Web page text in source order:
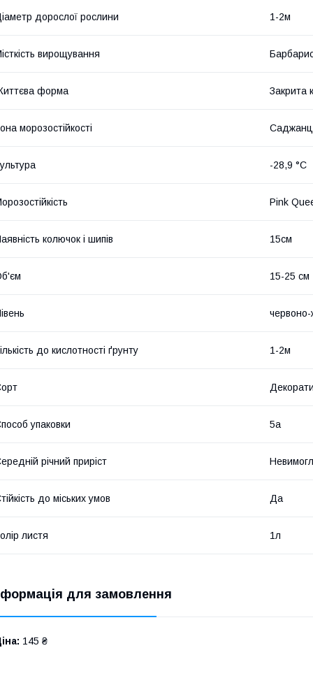
дорослої рослини 1-2м
вирощування
форма Закрита
морозостійкості
-28,9 °C
Pink
колючок і шипів 15см
15-25 см
до кислотності ґрунту 1-2м
упаковки 5а
річний приріст
до міських умов Да
листя 1л
для замовлення
145 ₴